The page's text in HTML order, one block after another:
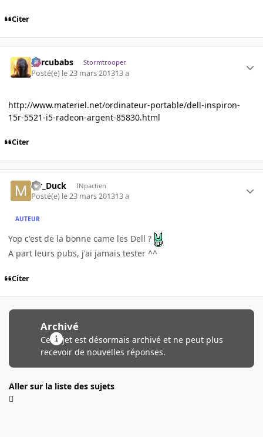
Citer
percubabs Stormtrooper
Posté(e) le 23 mars 201313 a
http://www.materiel.net/ordinateur-portable/dell-inspiron-
15r-5521-i5-radeon-argent-85830.html
Citer
Mr_Duck INpactien
Posté(e) le 23 mars 201313 a
AUTEUR
Yop c'est de la bonne came les Dell ?
A part leurs pubs, j'ai jamais tester ^^
Citer
Archivé
Ce sujet est désormais archivé et ne peut plus
recevoir de nouvelles réponses.
Aller sur la liste des sujets